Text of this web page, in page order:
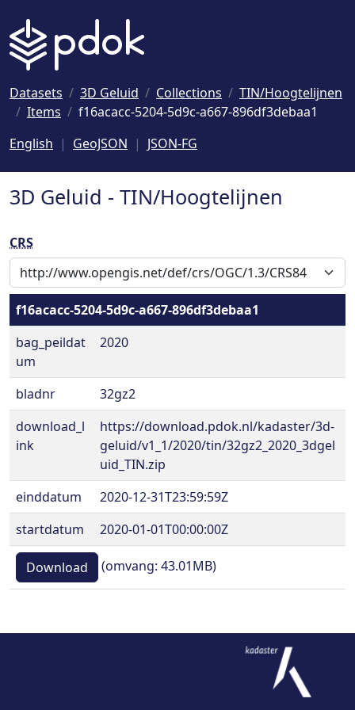
Datasets 3D Geluid Collections
TIN/Hoogtelijnen
Items
f16acacc-5204-5d9c-a667-896df3debaa1
English
GeoJSON JSON-FG
3D Geluid - TIN/Hoogtelijnen
CRS
f16acacc-5204-5d9c-a667-896df3debaa1
bag_peildat
um
2020
bladnr
32gz2
download_l
ink
https://download.pdok.nl/kadaster/3d-
geluid/v1_1/2020/tin/32gz2_2020_3dgel
uid_TIN.zip
einddatum
2020-12-31T23:59:59Z
startdatum
2020-01-01T00:00:00Z
Download (omvang: 43.01MB)